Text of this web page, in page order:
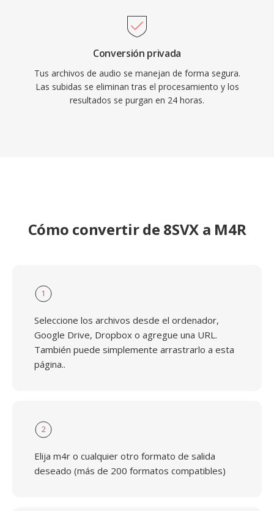
Conversión privada
Tus archivos de audio se manejan de forma segura.
Las subidas se eliminan tras el procesamiento y los
resultados se purgan en 24 horas.
Cómo convertir de 8SVX a M4R
1
Seleccione los archivos desde el ordenador,
Google Drive, Dropbox o agregue una URL.
También puede simplemente arrastrarlo a esta
página..
2
Elija m4r o cualquier otro formato de salida
deseado (más de 200 formatos compatibles)